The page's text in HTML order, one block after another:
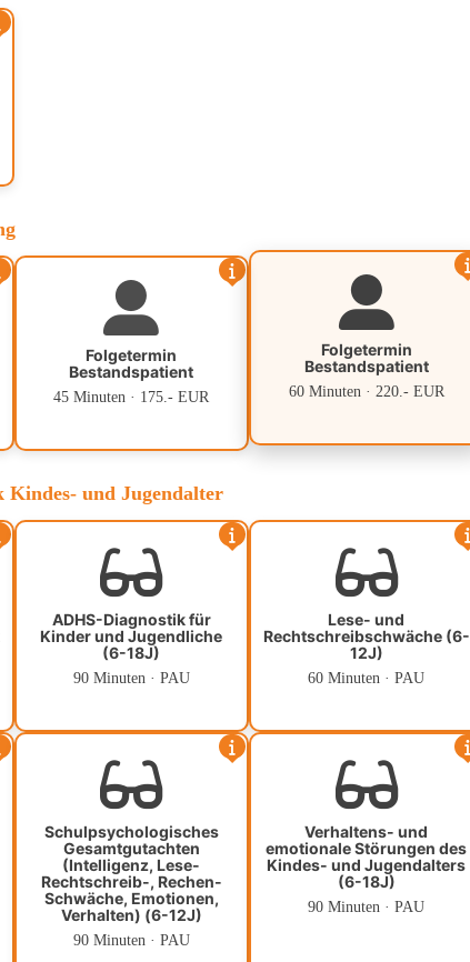
Folgetermin
Bestandspatient
45 Minuten · 175.- EUR
Folgetermin
Bestandspatient
60 Minuten · 220.- EUR
Kindes- und Jugendalter
ADHS-Diagnostik für
Kinder und Jugendliche
(6-18J)
90 Minuten · PAU
Lese- und
Rechtschreibschwäche (6-
12J)
60 Minuten · PAU
Schulpsychologisches
Gesamtgutachten
(Intelligenz, Lese-
Rechtschreib-, Rechen-
Schwäche, Emotionen,
Verhalten) (6-12J)
90 Minuten · PAU
Verhaltens- und
emotionale Störungen des
Kindes- und Jugendalters
(6-18J)
90 Minuten · PAU